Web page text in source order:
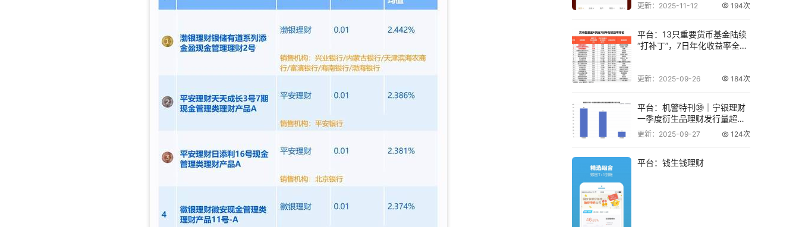
更新：2025-11-12 194次
平台：13只重要货币基金陆续
“打补丁”，7日年化收益率全面
更新：2025-09-26 184次
平台：机警特刊㊴｜宁银理财
一季度衍生品理财发行量超招
银理财成第一，
更新：2025-09-27 124次
平台：钱生钱理财